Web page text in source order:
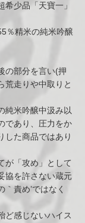
少品「天寶一」
％精米の純米吟醸
の部分を言い(押
荒走りや中取りと
純米吟醸中汲み以
であり、圧力をか
した商品ではあり
が「攻め」として
協を許さない蔵元
責め’ではなく
ど感じないハイス